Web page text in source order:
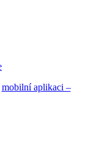
mobilní aplikaci –